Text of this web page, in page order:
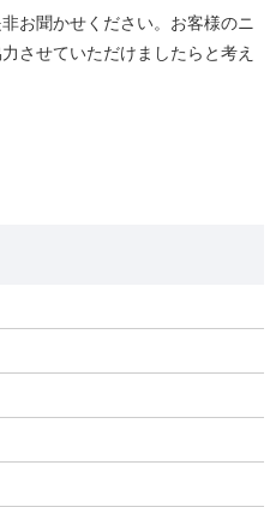
お聞かせください。お客様のニ
させていただけましたらと考え